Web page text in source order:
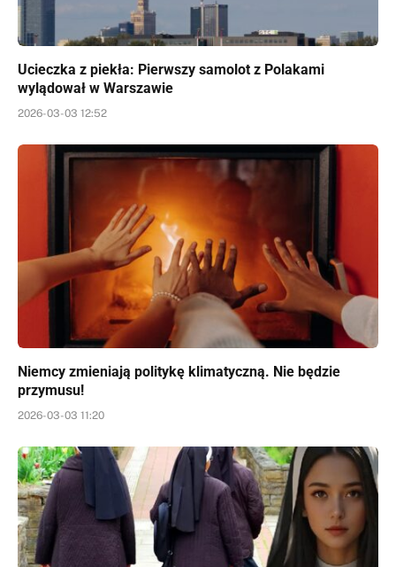
Ucieczka z piekła: Pierwszy samolot z Polakami
wylądował w Warszawie
2026-03-03 12:52
Niemcy zmieniają politykę klimatyczną. Nie będzie
przymusu!
2026-03-03 11:20